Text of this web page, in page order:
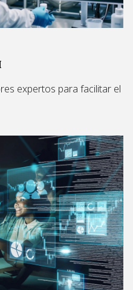
expertos para facilitar el